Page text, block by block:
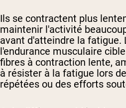
Ils se contractent plus
maintenir l'activité
avant d'atteindre la fatigue.
l'endurance musculaire
fibres à contraction lente,
à résister à la fatigue lors
répétées ou des efforts